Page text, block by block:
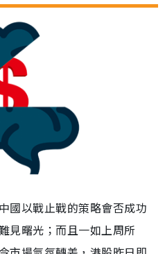
國以戰止戰的策略會否成功
見曙光；而且一如上周所